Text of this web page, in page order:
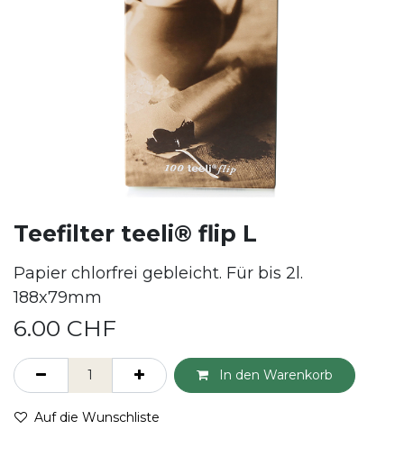
Teefilter teeli® flip L
Papier chlorfrei gebleicht. Für bis 2l.
188x79mm
6.00 CHF
In den Warenkorb
Auf die Wunschliste